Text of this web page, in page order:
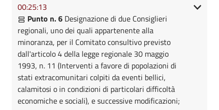
00:25:13
Punto n. 6 Designazione di due Consiglieri
regionali, uno dei quali appartenente alla
minoranza, per il Comitato consultivo previsto
dall'articolo 4 della legge regionale 30 maggio
1993, n. 11 (Interventi a favore di popolazioni di
stati extracomunitari colpiti da eventi bellici,
calamitosi o in condizioni di particolari difficoltà
economiche e sociali), e successive modificazioni;